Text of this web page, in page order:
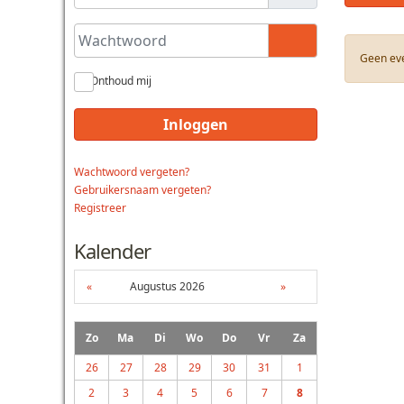
Wachtwoord
Toon
Onthoud mij
Inloggen
Wachtwoord vergeten?
Gebruikersnaam vergeten?
Registreer
Kalender
« Augustus 2026 »
Zo Ma Di Wo Do Vr
Za
26
27 28 29 30 31
1
2
3 4 5 6 7 8
Geen